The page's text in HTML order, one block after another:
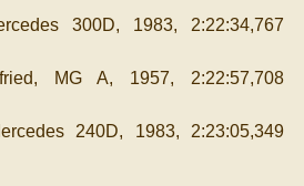
300D, 1983, 2:22:34,767
MG A, 1957, 2:22:57,708
240D, 1983, 2:23:05,349